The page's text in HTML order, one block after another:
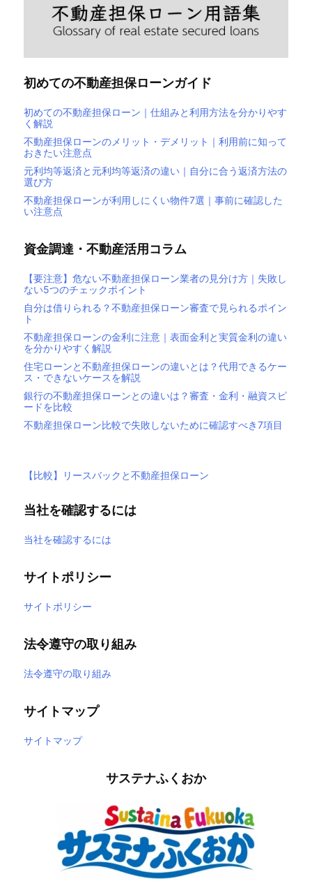
初めての不動産担保ローンガイド
初めての不動産担保ローン｜仕組みと利用方法を分かりやす
く解説
不動産担保ローンのメリット・デメリット｜利用前に知って
おきたい注意点
元利均等返済と元利均等返済の違い｜自分に合う返済方法の
選び方
不動産担保ローンが利用しにくい物件7選｜事前に確認した
い注意点
資金調達・不動産活用コラム
【要注意】危ない不動産担保ローン業者の見分け方｜失敗し
ない5つのチェックポイント
自分は借りられる？不動産担保ローン審査で見られるポイン
ト
不動産担保ローンの金利に注意｜表面金利と実質金利の違い
を分かりやすく解説
住宅ローンと不動産担保ローンの違いとは？代用できるケー
ス・できないケースを解説
銀行の不動産担保ローンとの違いは？審査・金利・融資スピ
ードを比較
不動産担保ローン比較で失敗しないために確認すべき7項目
【比較】リースバックと不動産担保ローン
当社を確認するには
当社を確認するには
サイトポリシー
サイトポリシー
法令遵守の取り組み
法令遵守の取り組み
サイトマップ
サイトマップ
サステナふくおか